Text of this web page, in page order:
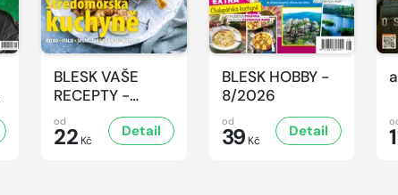
BLESK VAŠE
RECEPTY -
8/2026
od
22 Kč
Detail
BLESK HOBBY -
8/2026
od
39 Kč
Detail